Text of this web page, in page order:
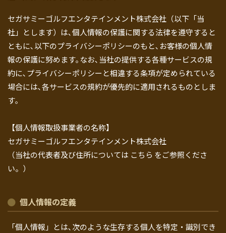
セガサミーゴルフエンタテインメント株式会社（以下「当
社」とします）は､個人情報の保護に関する法律を遵守すると
ともに､以下のプライバシーポリシーのもと､お客様の個人情
報の保護に努めます｡なお､当社の提供する各種サービスの規
約に､プライバシーポリシーと相違する条項が定められている
場合には､各サービスの規約が優先的に適用されるものとしま
す｡
【個人情報取扱事業者の名称】
セガサミーゴルフエンタテインメント株式会社
（当社の代表者及び住所については こちら をご参照くださ
い。）
個人情報の定義
「個人情報」とは､次のような生存する個人を特定・識別でき